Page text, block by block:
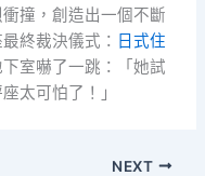
撞，創造出一個不斷
終裁決儀式： 日式住
室嚇了一跳：「她試
太可怕了！」
NEXT